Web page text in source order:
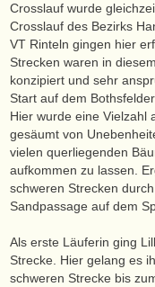
Crosslauf wurde
Crosslauf des Bezirks
VT Rinteln gingen hier
Strecken waren in
konzipiert und sehr
Start auf dem
Hier wurde eine Vielzahl
gesäumt von
vielen querliegenden
aufkommen zu lassen.
schweren Strecken
Sandpassage auf dem
Als erste Läuferin ging
Strecke. Hier gelang es
schweren Strecke bis